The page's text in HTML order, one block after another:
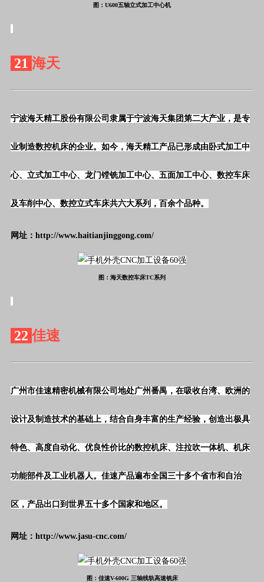
图：U600五轴立式加工中心机
21 海天
宁波海天精工股份有限公司隶属于宁波海天集团第二大产业，是专
业制造数控机床的企业。如今，海天精工产品已形成由卧式加工中
心、立式加工中心、龙门镗铣加工中心、五面加工中心、数控车床
及车削中心、数控立式车床共六大系列，百余个品种。
网址：http://www.haitianjinggong.com/
图：海天数控车床TC系列
22 佳速
广州市佳速精密机械有限公司地处广州番禺，在吸收台湾、欧洲的
设计及制造技术的基础上，结合自身丰富的生产经验，创造出极具
特色、高度自动化、优良性价比的数控机床、注拉吹一体机、机床
功能部件及工业机器人。 佳速产品遍布全国三十多个省市和自治
区，产品出口到世界五十多个国家和地区。
网址：http://www.jasu-cnc.com/
图：佳速V-600G 三轴线轨高速铣床